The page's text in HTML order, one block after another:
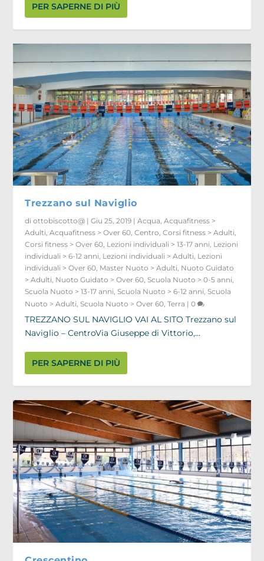
PER SAPERNE DI PIÙ
Trezzano sul Naviglio
diottobiscotto@ |Giu 25, 2019 |Acqua,Acquafitness >
Adulti,Acquafitness > Over 60,Centro,Corsi fitness > Adulti,
Corsi fitness > Over 60, Lezioni individuali > 13-17 anni, Lezioni
individuali > 6-12 anni, Lezioni individuali > Adulti, Lezioni
individuali > Over 60, Master Nuoto > Adulti, Nuoto Guidato
> Adulti, Nuoto Guidato > Over 60,Scuola Nuoto > 0-5 anni,
Scuola Nuoto > 13-17 anni,Scuola Nuoto > 6-12 anni,Scuola
Nuoto > Adulti,Scuola Nuoto > Over 60,Terra |0
TREZZANO SUL NAVIGLIO VAI AL SITO Trezzano sul
Naviglio – CentroVia Giuseppe di Vittorio,...
PER SAPERNE DI PIÙ